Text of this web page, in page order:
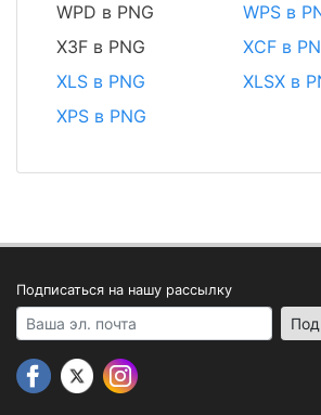
WPD в PNG
WPS в
X3F в PNG
XCF в
XLS в PNG
XLSX в
XPS в PNG
Подписаться на нашу рассылку
Your email address